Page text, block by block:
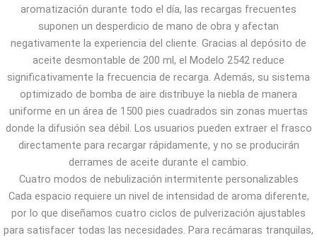
aromatización durante todo el día, las recargas frecuentes
suponen un desperdicio de mano de obra y afectan
negativamente la experiencia del cliente. Gracias al depósito de
aceite desmontable de 200 ml, el Modelo 2542 reduce
significativamente la frecuencia de recarga. Además, su sistema
optimizado de bomba de aire distribuye la niebla de manera
uniforme en un área de 1500 pies cuadrados sin zonas muertas
donde la difusión sea débil. Los usuarios pueden extraer el frasco
directamente para recargar rápidamente, y no se producirán
derrames de aceite durante el cambio.
Cuatro modos de nebulización intermitente personalizables
Cada espacio requiere un nivel de intensidad de aroma diferente,
por lo que diseñamos cuatro ciclos de pulverización ajustables
para satisfacer todas las necesidades. Para recámaras tranquilas,